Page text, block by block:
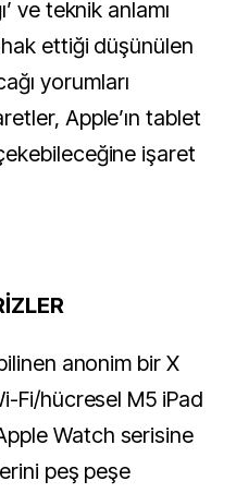
ve teknik anlamı
ettiği düşünülen
yorumları
Apple’ın tablet
işaret
anonim bir X
Fi/hücresel M5 iPad
Watch serisine
peş peşe